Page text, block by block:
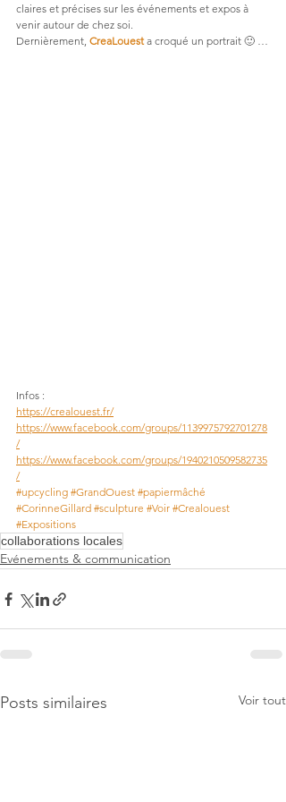
claires et précises sur les événements et expos à
venir autour de chez soi.
Dernièrement, CreaLouest a croqué un portrait 🙂 …
Infos :
https://crealouest.fr/
https://www.facebook.com/groups/1139975792701278
/
https://www.facebook.com/groups/1940210509582735
/
#upcycling #GrandOuest #papiermâché
#CorinneGillard #sculpture #Voir #Crealouest
#Expositions
collaborations locales
Evénements & communication
Posts similaires Voir tout